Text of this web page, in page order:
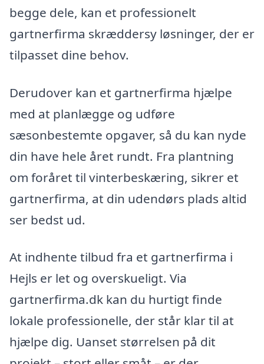
begge dele, kan et professionelt
gartnerfirma skræddersy løsninger, der er
tilpasset dine behov.
Derudover kan et gartnerfirma hjælpe
med at planlægge og udføre
sæsonbestemte opgaver, så du kan nyde
din have hele året rundt. Fra plantning
om foråret til vinterbeskæring, sikrer et
gartnerfirma, at din udendørs plads altid
ser bedst ud.
At indhente tilbud fra et gartnerfirma i
Hejls er let og overskueligt. Via
gartnerfirma.dk kan du hurtigt finde
lokale professionelle, der står klar til at
hjælpe dig. Uanset størrelsen på dit